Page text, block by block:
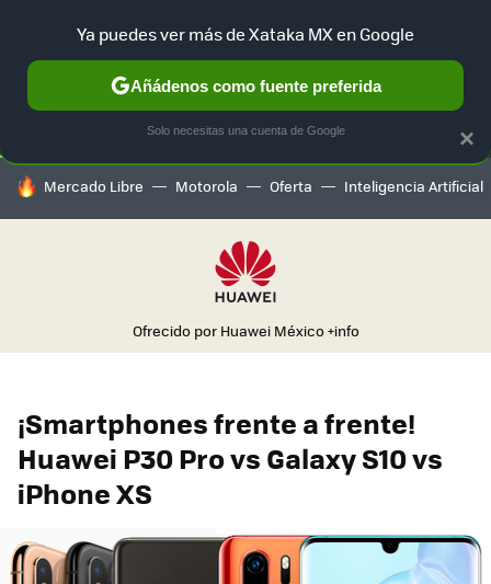
SELECCIÓN GAMING HOME AUTO TERRITORIO
HOY SE HABLA DE
Mercado Libre Motorola Oferta Inteligencia Artificial
Ofrecido por Huawei México+info
¡Smartphones frente a frente!
Huawei P30 Pro vs Galaxy S10 vs
iPhone XS
×
Ya puedes ver más de Xataka MX en Google
Añádenos como fuente preferida
Solo necesitas una cuenta de Google